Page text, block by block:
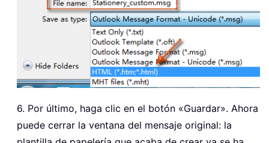
6. Por último, haga clic en el botón «Guardar». Ahora
puede cerrar la ventana del mensaje original: la